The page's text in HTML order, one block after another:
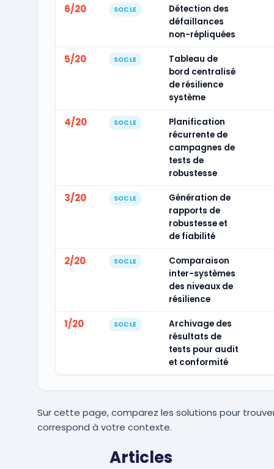
6/20 SOCLE
Détection des
défaillances
non-répliquées
5/20 SOCLE
Tableau de
bord centralisé
de résilience
système
4/20 SOCLE
Planification
récurrente de
campagnes de
tests de
robustesse
3/20 SOCLE
Génération de
rapports de
robustesse et
de fiabilité
2/20 SOCLE
Comparaison
inter-systèmes
des niveaux de
résilience
1/20 SOCLE
Archivage des
résultats de
tests pour audit
et conformité
Sur cette page, comparez les solutions pour
correspond à votre contexte.
Articles